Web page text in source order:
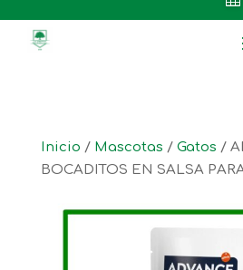
Inicio / Mascotas / Gatos /
BOCADITOS EN SALSA